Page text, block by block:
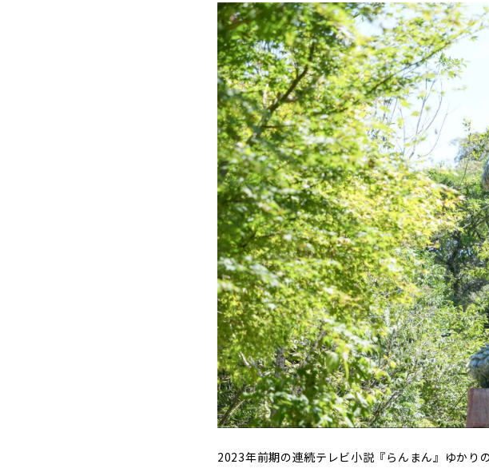
2023年前期の連続テレビ小説『らんまん』ゆかり